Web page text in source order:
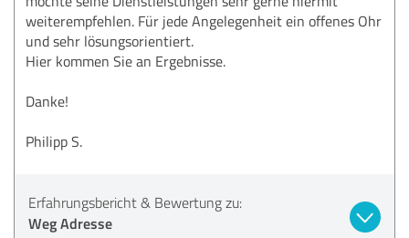
weiterempfehlen. Für jede Angelegenheit ein offenes Ohr
und sehr lösungsorientiert.
Hier kommen Sie an Ergebnisse.
Danke!
Philipp S.
Erfahrungsbericht & Bewertung zu:
Weg Adresse